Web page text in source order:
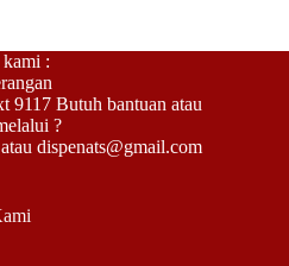
:
9117 Butuh bantuan atau
?
dispenats@gmail.com